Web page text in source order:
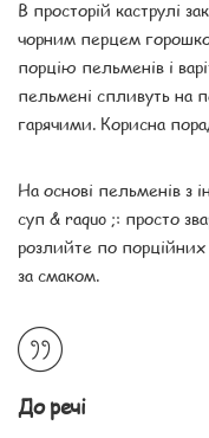
В просторій каструлі
чорним перцем
порцію пельменів і
пельмені спливуть на
гарячими. Корисна
На основі пельменів з
суп & raquo ;: просто
розлийте по
за смаком.
До речі